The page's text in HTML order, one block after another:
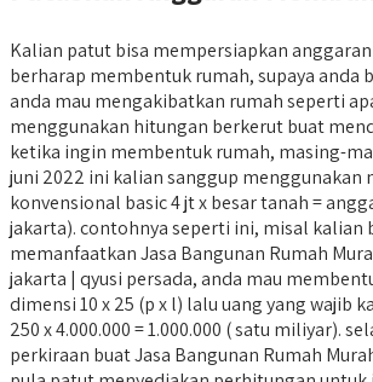
Kalian patut bisa mempersiapkan
berharap membentuk rumah, supaya anda
anda mau mengakibatkan rumah seperti
menggunakan hitungan berkerut buat
ketika ingin membentuk rumah, masing-
juni 2022 ini kalian sanggup menggunakan
konvensional basic 4 jt x besar tanah =
jakarta). contohnya seperti ini, misal kalian
memanfaatkan Jasa Bangunan Rumah
jakarta | qyusi persada, anda mau
dimensi 10 x 25 (p x l) lalu uang yang wajib
250 x 4.000.000 = 1.000.000 ( satu miliyar).
perkiraan buat Jasa Bangunan Rumah